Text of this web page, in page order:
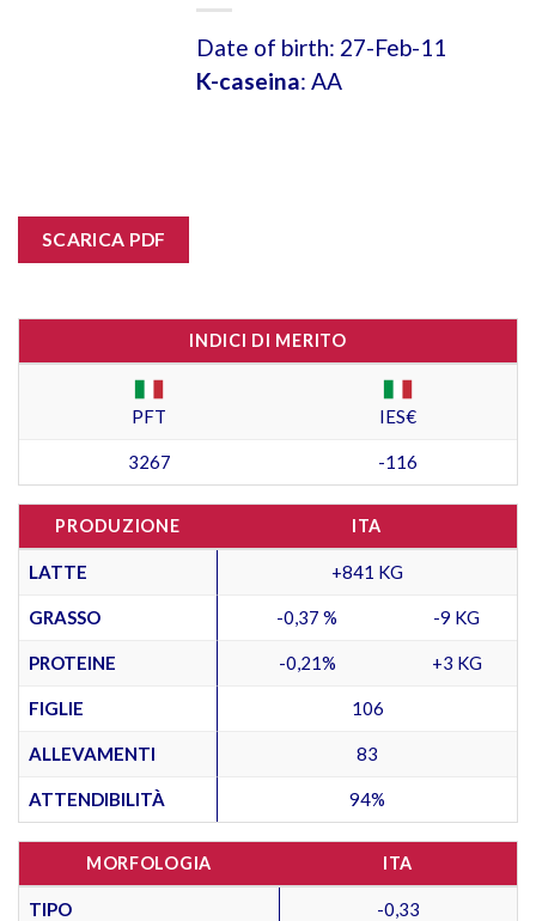
Date of birth: 27-Feb-11
K-caseina: AA
SCARICA PDF
INDICI DI MERITO
PFT IES€
3267 -116
PRODUZIONE ITA
LATTE +841 KG
GRASSO -0,37 % -9 KG
PROTEINE -0,21% +3 KG
FIGLIE 106
ALLEVAMENTI 83
ATTENDIBILITÀ 94%
MORFOLOGIA ITA
TIPO -0,33